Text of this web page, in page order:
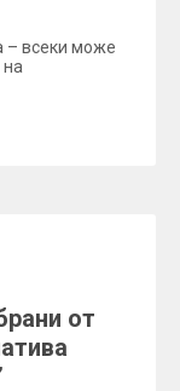
– всеки може
от